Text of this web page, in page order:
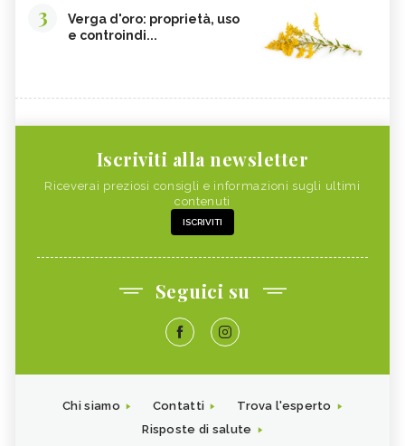
3
Verga d'oro: proprietà, uso
e controindi...
Iscriviti alla newsletter
Riceverai preziosi consigli e informazioni sugli ultimi
contenuti
ISCRIVITI
Seguici su
Chi siamo Contatti
Trova l'esperto
Risposte di salute